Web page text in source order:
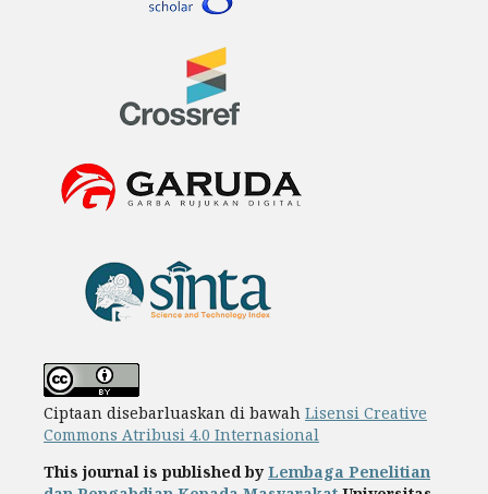
Ciptaan disebarluaskan di bawah Lisensi Creative
Commons Atribusi 4.0 Internasional
This journal is published by Lembaga Penelitian